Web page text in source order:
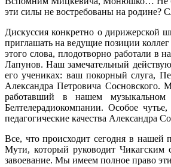
эти силы не востребованы на родине?
Дискуссия конкретно о дирижерской
приглашать на ведущие позиции
этого слова, плодотворно работали в
Лапунов. Наш замечательный
его учениках: ваш покорный слуга,
Александра Петровича Сосновского.
работавший в нашем музыкальном
Белтелерадиокомпании. Особое
педагогические качества Александра
Все, что происходит сегодня в нашей
Мути, который руководит
завоевание. Мы имеем полное право